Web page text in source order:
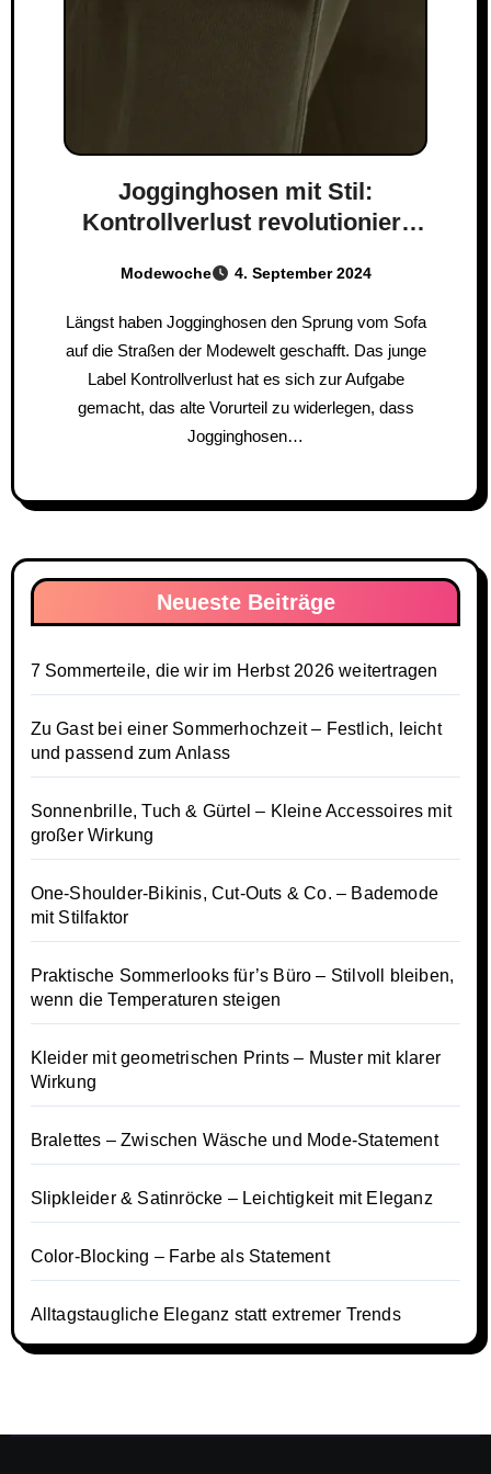
Jogginghosen mit Stil:
Kontrollverlust revolutioniert
Modewoche 4. September 2024
Längst haben Jogginghosen den Sprung vom Sofa
auf die Straßen der Modewelt geschafft. Das junge
Label Kontrollverlust hat es sich zur Aufgabe
gemacht, das alte Vorurteil zu widerlegen, dass
Jogginghosen…
Neueste Beiträge
7 Sommerteile, die wir im Herbst 2026 weitertragen
Zu Gast bei einer Sommerhochzeit – Festlich, leicht
und passend zum Anlass
Sonnenbrille, Tuch & Gürtel – Kleine Accessoires mit
großer Wirkung
One-Shoulder-Bikinis, Cut-Outs & Co. – Bademode
mit Stilfaktor
Praktische Sommerlooks für’s Büro – Stilvoll bleiben,
wenn die Temperaturen steigen
Kleider mit geometrischen Prints – Muster mit klarer
Wirkung
Bralettes – Zwischen Wäsche und Mode-Statement
Slipkleider & Satinröcke – Leichtigkeit mit Eleganz
Color-Blocking – Farbe als Statement
Alltagstaugliche Eleganz statt extremer Trends